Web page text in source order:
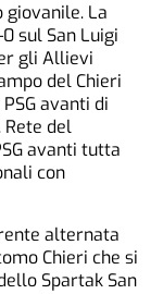
giovanile. La
sul San Luigi
gli Allievi
del Chieri
avanti di
del
avanti tutta
con
alternata
Chieri che si
Spartak San